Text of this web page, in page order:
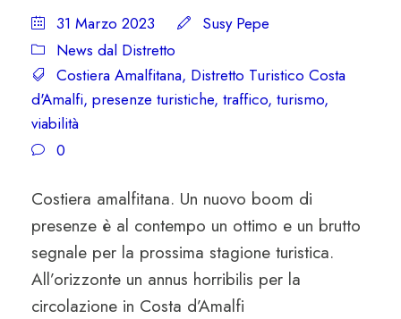
31 Marzo 2023
Susy Pepe
News dal Distretto
Costiera Amalfitana, Distretto Turistico Costa
d'Amalfi, presenze turistiche, traffico, turismo,
viabilità
0
Costiera amalfitana. Un nuovo boom di
presenze è al contempo un ottimo e un brutto
segnale per la prossima stagione turistica.
All’orizzonte un annus horribilis per la
circolazione in Costa d’Amalfi